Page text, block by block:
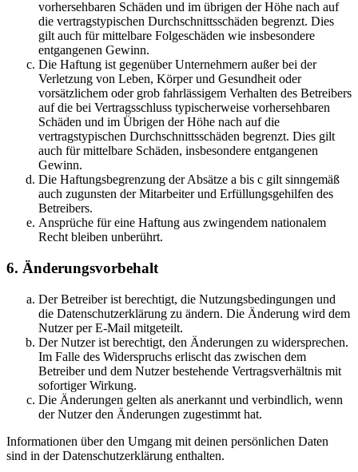
vorhersehbaren Schäden und im übrigen der Höhe nach auf
die vertragstypischen Durchschnittsschäden begrenzt. Dies
gilt auch für mittelbare Folgeschäden wie insbesondere
entgangenen Gewinn.
Die Haftung ist gegenüber Unternehmern außer bei der
Verletzung von Leben, Körper und Gesundheit oder
vorsätzlichem oder grob fahrlässigem Verhalten des Betreibers
auf die bei Vertragsschluss typischerweise vorhersehbaren
Schäden und im Übrigen der Höhe nach auf die
vertragstypischen Durchschnittsschäden begrenzt. Dies gilt
auch für mittelbare Schäden, insbesondere entgangenen
Gewinn.
Die Haftungsbegrenzung der Absätze a bis c gilt sinngemäß
auch zugunsten der Mitarbeiter und Erfüllungsgehilfen des
Betreibers.
Ansprüche für eine Haftung aus zwingendem nationalem
Recht bleiben unberührt.
6. Änderungsvorbehalt
Der Betreiber ist berechtigt, die Nutzungsbedingungen und
die Datenschutzerklärung zu ändern. Die Änderung wird dem
Nutzer per E-Mail mitgeteilt.
Der Nutzer ist berechtigt, den Änderungen zu widersprechen.
Im Falle des Widerspruchs erlischt das zwischen dem
Betreiber und dem Nutzer bestehende Vertragsverhältnis mit
sofortiger Wirkung.
Die Änderungen gelten als anerkannt und verbindlich, wenn
der Nutzer den Änderungen zugestimmt hat.
Informationen über den Umgang mit deinen persönlichen Daten
sind in der Datenschutzerklärung enthalten.